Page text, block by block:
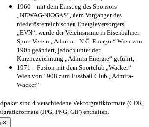
1960 – mit dem Einstieg des Sponsors
„NEWAG-NIOGAS“, dem Vorgänger des
niederösterreichischen Energieversorgers
„EVN“, wurde der Vereinsname in Eisenbahner
Sport Verein „Admira – N.Ö. Energie“ Wien von
1905 geändert, jedoch unter der
Kurzbezeichnung „Admira-Energie“ geführt;
1971 – Fusion mit dem Sportclub „Wacker“
Wien von 1908 zum Fussball Club „Admira-
Wacker“
sind 4 verschiedene Vektorgrafikformate (CDR,
(JPG, PNG, GIF) enthalten.
×